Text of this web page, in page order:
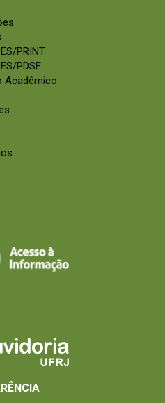
PRINT
PDSE
Acadêmico